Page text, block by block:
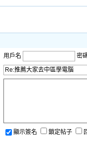
用戶名
密
顯示簽名 鎖定帖子